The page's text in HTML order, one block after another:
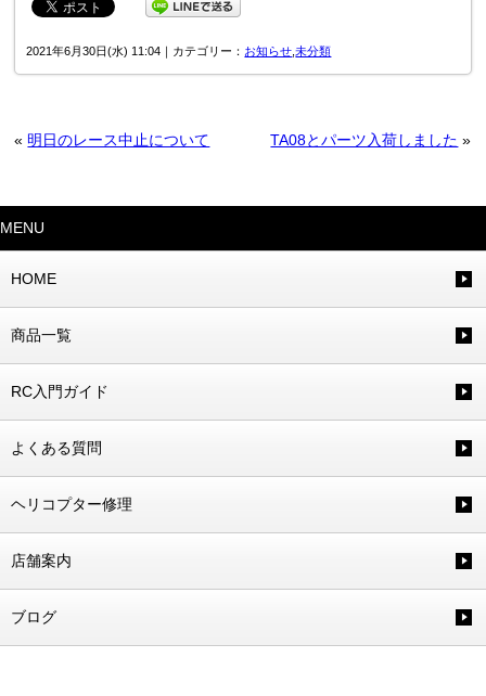
2021年6月30日(水) 11:04｜カテゴリー： お知らせ ,未分類
« 明日のレース中止について TA08とパーツ入荷しました »
MENU
HOME
商品一覧
RC入門ガイド
よくある質問
ヘリコプター修理
店舗案内
ブログ